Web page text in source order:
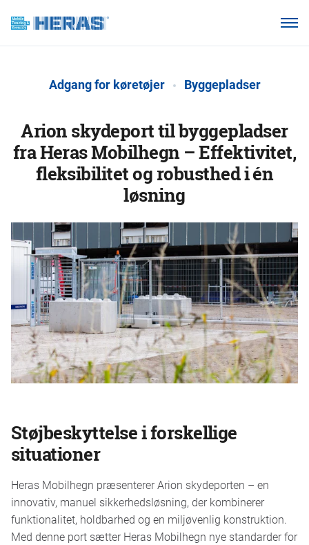
Produkter
Vidensbase
Om os
Ring 7011 1207
Adgang for køretøjer Byggepladser
Arion skydeport til byggepladser
fra Heras Mobilhegn – Effektivitet,
fleksibilitet og robusthed i én
løsning
Støjbeskyttelse i forskellige
situationer
Heras Mobilhegn præsenterer Arion skydeporten – en
innovativ, manuel sikkerhedsløsning, der kombinerer
funktionalitet, holdbarhed og en miljøvenlig konstruktion.
Med denne port sætter Heras Mobilhegn nye standarder for